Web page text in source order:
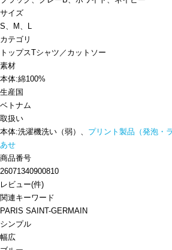
サイズ
S、M、L
カテゴリ
トップスTシャツ／カットソー
素材
本体:綿100%
生産国
ベトナム
取扱い
本体:洗濯機洗い（弱）、 プリント製品（発泡・
あせ
商品番号
26071340900810
レビュー(件)
関連キーワード
PARIS SAINT-GERMAIN
シンプル
幅広